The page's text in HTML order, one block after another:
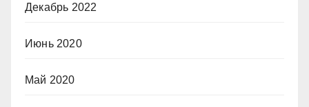
Декабрь 2022
Июнь 2020
Май 2020